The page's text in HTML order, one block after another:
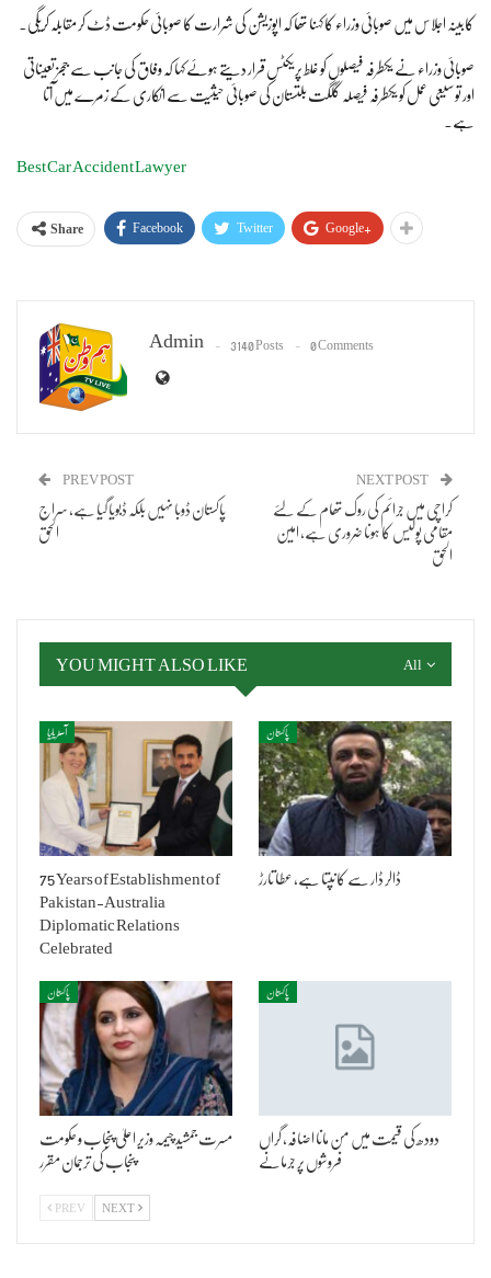
کابینہ اجلاس میں صوبائی وزراء کا کہنا تھا کہ اپوزیشن کی شرارت کا صوبائی حکومت ڈٹ کر مقابلہ کریگی۔
صوبائی وزراء نے یکطرفہ فیصلوں کو غلط پریکٹس قرار دیتے ہوئے کہا کہ وفاق کی جانب سے ججز تعیناتی
اور توسیعی عمل کو یکطرفہ فیصلہ گلگت بلتستان کی صوبائی حیثیت سے انکاری کے زمرے میں آتا
ہے۔
Best Car Accident Lawyer
Share Facebook Twitter Google+
Admin 3140 Posts 0 Comments
PREV POST
پاکستان ڈوبا نہیں بلکہ ڈبویا گیا ہے، سراج
الحق
NEXT POST
کراچی میں جرائم کی روک تھام کے لئے
مقامی پولیس کا ہونا ضروری ہے، امین
الحق
All
YOU MIGHT ALSO LIKE
آسٹریلیا
75 Years of Establishment of
Pakistan-Australia
Diplomatic Relations
Celebrated
پاکستان
ڈالر ڈار سے کانپتا ہے، عطا تارڑ
پاکستان
مسرت جمشید چیمہ وزیر اعلیٰ پنجاب و حکومت
پنجاب کی ترجمان مقرر
پاکستان
دودھ کی قیمت میں من مانا اضافہ، گراں
فروشوں پر جرمانے
PREV NEXT